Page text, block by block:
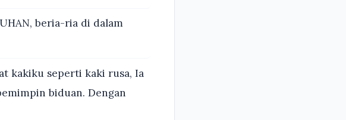
beria-ria di dalam
kakiku seperti kaki rusa, Ia
biduan. Dengan